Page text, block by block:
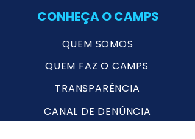
CONHEÇA O CAMPS
QUEM SOMOS
QUEM FAZ O CAMPS
TRANSPARÊNCIA
CANAL DE DENÚNCIA